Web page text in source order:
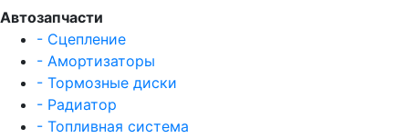
Автозапчасти
- Сцепление
- Амортизаторы
- Тормозные диски
- Радиатор
- Топливная система